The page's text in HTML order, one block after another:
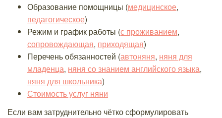
Образование помощницы (медицинское,
педагогическое)
Режим и график работы (с проживанием,
сопровождающая, приходящая)
Перечень обязанностей (автоняня, няня для
младенца, няня со знанием английского языка,
няня для школьника)
Стоимость услуг няни
Если вам затруднительно чётко сформулировать